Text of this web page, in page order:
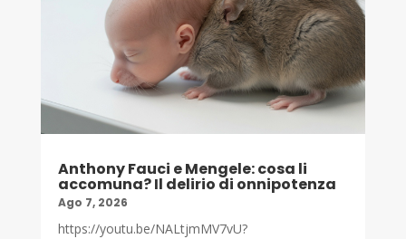
Anthony Fauci e Mengele: cosa li
accomuna? Il delirio di onnipotenza
Ago 7, 2026
https://youtu.be/NALtjmMV7vU?